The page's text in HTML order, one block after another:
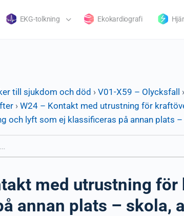
EKG-tolkning Ekokardiografi
till sjukdom och död › V01-X59 – Olycksfall ›
› W24 – Kontakt med utrustning för
och lyft som ej klassificeras på annan plats
med utrustning
annan plats –